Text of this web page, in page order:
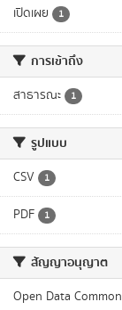
เปิดเผย 1
การเข้าถึง
สาธารณะ 1
รูปแบบ
CSV 1
PDF 1
สัญญาอนุญาต
Open Data Common